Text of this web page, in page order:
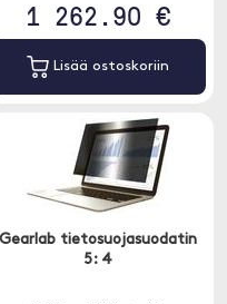
1 262.90 €
Lisää ostoskoriin
Gearlab tietosuojasuodatin
5: 4